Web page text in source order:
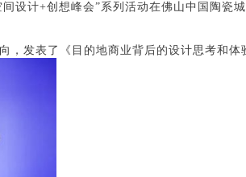
设计+创想峰会”系列活动在佛山中国陶瓷
，发表了《目的地商业背后的设计思考和体